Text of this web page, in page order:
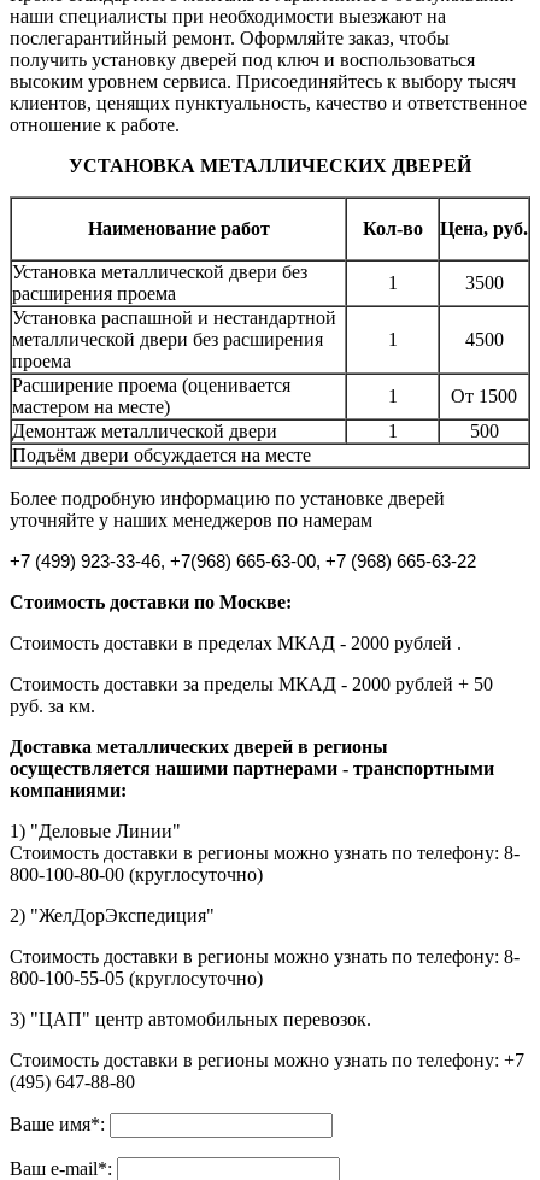
наши специалисты при необходимости выезжают на
послегарантийный ремонт. Оформляйте заказ, чтобы
получить установку дверей под ключ и воспользоваться
высоким уровнем сервиса. Присоединяйтесь к выбору тысяч
клиентов, ценящих пунктуальность, качество и ответственное
отношение к работе.
УСТАНОВКА МЕТАЛЛИЧЕСКИХ ДВЕРЕЙ
Наименование работ Кол-во Цена, руб.
Установка металлической двери без
расширения проема
1
3500
Установка распашной и нестандартной
металлической двери без расширения
проема
1 4500
Расширение проема (оценивается
мастером на месте)
1
От 1500
Демонтаж металлической двери
1
500
Подъём двери обсуждается на месте
Более подробную информацию по установке дверей
уточняйте у наших менеджеров по намерам
+7 (499) 923-33-46, +7(968) 665-63-00, +7 (968) 665-63-22
Стоимость доставки по Москве:
Стоимость доставки в пределах МКАД - 2000 рублей .
Стоимость доставки за пределы МКАД - 2000 рублей + 50
руб. за км.
Доставка металлических дверей в регионы
осуществляется нашими партнерами - транспортными
компаниями:
1) "Деловые Линии"
Стоимость доставки в регионы можно узнать по телефону: 8-
800-100-80-00 (круглосуточно)
2) "ЖелДорЭкспедиция"
Стоимость доставки в регионы можно узнать по телефону: 8-
800-100-55-05 (круглосуточно)
3) "ЦАП" центр автомобильных перевозок.
Стоимость доставки в регионы можно узнать по телефону: +7
(495) 647-88-80
Ваше имя*:
Ваш e-mail*: